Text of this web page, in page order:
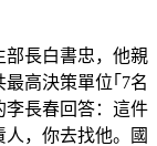
部長白書忠，他親
高決策單位｢7名
李長春回答：這件
，你去找他。國